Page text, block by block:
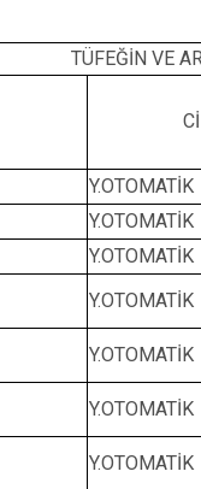
TÜFEĞİN VE
Y.OTOMATİK
Y.OTOMATİK
Y.OTOMATİK
Y.OTOMATİK
Y.OTOMATİK
Y.OTOMATİK
Y.OTOMATİK